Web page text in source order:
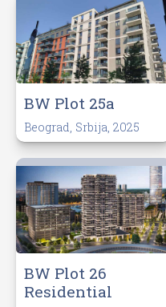
BW Plot 25a
Beograd, Srbija, 2025
BW Plot 26
Residential